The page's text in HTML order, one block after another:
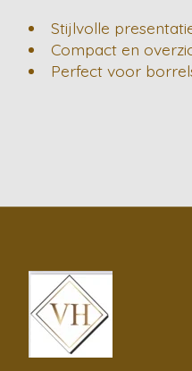
Stijlvolle
Compact en
Perfect voor